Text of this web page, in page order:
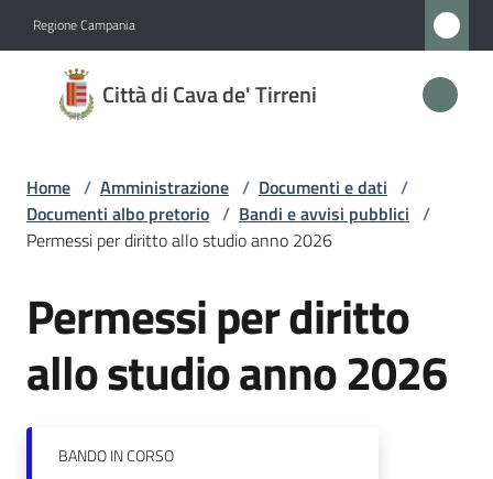
Regione Campania
Città di Cava de' Tirreni
Città
di
de'
Tirreni
Amministrazione
Menu selezionato
Novità
Servizi
Home / Amministrazione / Documenti e dati /
Documenti albo pretorio / Bandi e avvisi pubblici /
Permessi per diritto allo studio anno 2026
Salta al contenuto
Permessi per diritto
allo studio anno 2026
BANDOIN CORSO